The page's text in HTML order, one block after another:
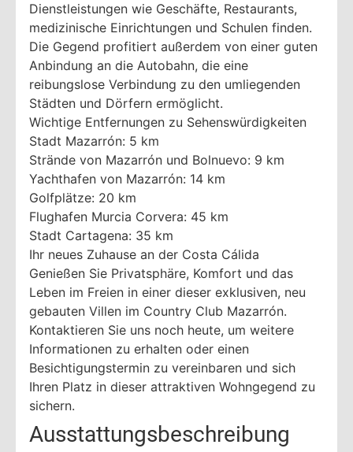
Dienstleistungen wie Geschäfte, Restaurants,
medizinische Einrichtungen und Schulen finden.
Die Gegend profitiert außerdem von einer guten
Anbindung an die Autobahn, die eine
reibungslose Verbindung zu den umliegenden
Städten und Dörfern ermöglicht.
Wichtige Entfernungen zu Sehenswürdigkeiten
Stadt Mazarrón: 5 km
Strände von Mazarrón und Bolnuevo: 9 km
Yachthafen von Mazarrón: 14 km
Golfplätze: 20 km
Flughafen Murcia Corvera: 45 km
Stadt Cartagena: 35 km
Ihr neues Zuhause an der Costa Cálida
Genießen Sie Privatsphäre, Komfort und das
Leben im Freien in einer dieser exklusiven, neu
gebauten Villen im Country Club Mazarrón.
Kontaktieren Sie uns noch heute, um weitere
Informationen zu erhalten oder einen
Besichtigungstermin zu vereinbaren und sich
Ihren Platz in dieser attraktiven Wohngegend zu
sichern.
Ausstattungsbeschreibung